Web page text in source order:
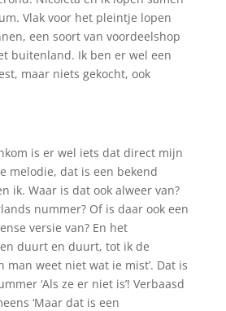
Vlak voor het pleintje lopen
een soort van voordeelshop
buitenland. Ik ben er wel een
maar niets gekocht, ook
is er wel iets dat direct mijn
melodie, dat is een bekend
ik. Waar is dat ook alweer van?
nummer? Of is daar ook een
versie van? En het
duurt en duurt, tot ik de
man weet niet wat ie mist’. Dat is
‘Als ze er niet is’! Verbaasd
‘Maar dat is een